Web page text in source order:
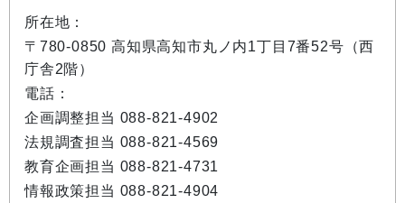
所在地：
〒780-0850 高知県高知市丸ノ内1丁目7番52号（西
庁舎2階）
電話：
企画調整担当 088-821-4902
法規調査担当 088-821-4569
教育企画担当 088-821-4731
情報政策担当 088-821-4904